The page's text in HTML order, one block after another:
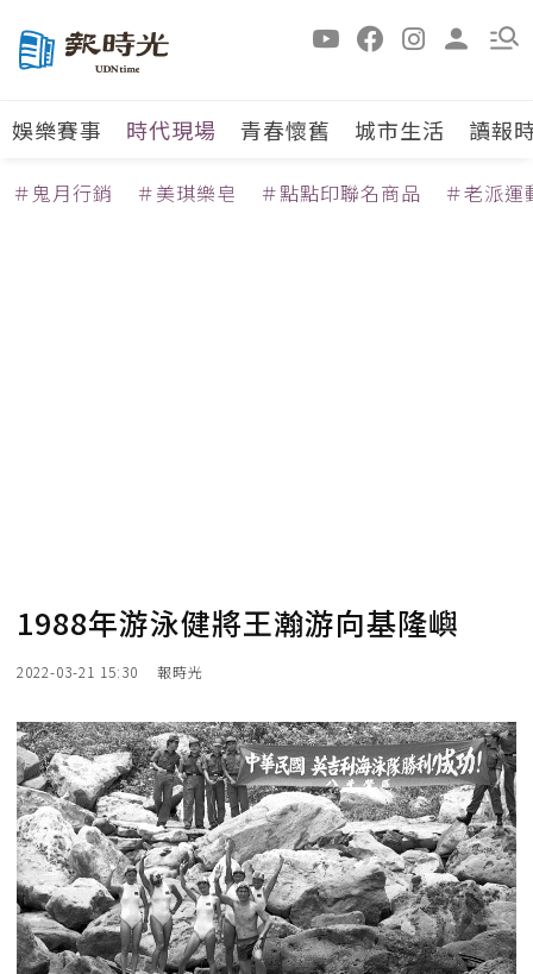
娛樂賽事 時代現場 青春懷舊 城市生活 讀報
＃鬼月行銷 ＃美琪樂皂 ＃點點印聯名商品 ＃老派運
1988年游泳健將王瀚游向基隆嶼
2022-03-21 15:30 報時光